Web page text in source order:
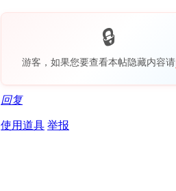
游客，如果您要查看本帖隐藏内容请
回复
使用道具 举报